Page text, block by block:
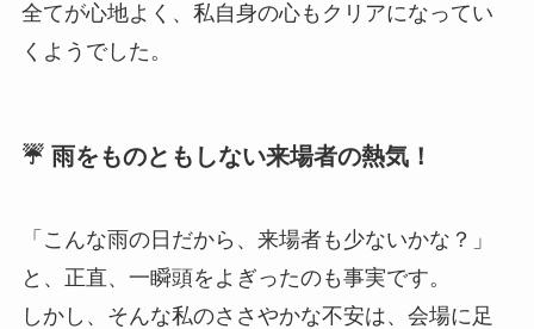
全てが心地よく、私自身の心もクリアになってい
くようでした。
☔️ 雨をものともしない来場者の熱気！
「こんな雨の日だから、来場者も少ないかな？」
と、正直、一瞬頭をよぎったのも事実です。
しかし、そんな私のささやかな不安は、会場に足